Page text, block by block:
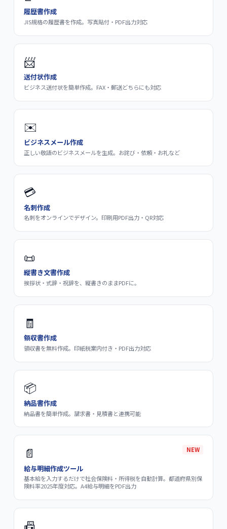
履歴書作成
JIS規格の履歴書を作成。写真貼付・PDF出力対応
📨
送付状作成
ビジネス送付状を簡単作成。FAX・郵送どちらにも対応
✉️
ビジネスメール作成
正しい敬語のビジネスメールを生成。お詫び・依頼・お礼など
💳
名刺作成
名刺をオンラインでデザイン。印刷用PDF出力・QR対応
📜
縦書き文書作成
挨拶状・式辞・祝辞を、縦書きのままPDFに。
🧾
領収書作成
領収書を無料作成。印紙税案内付き・PDF出力対応
📦
納品書作成
納品書を簡単作成。請求書・見積書と連携可能
📄 NEW
給与明細作成ツール
基本給を入力するだけで社会保険料・所得税を自動計算。都道府県別保
険料率2025年度対応。A4給与明細をPDF出力
📠